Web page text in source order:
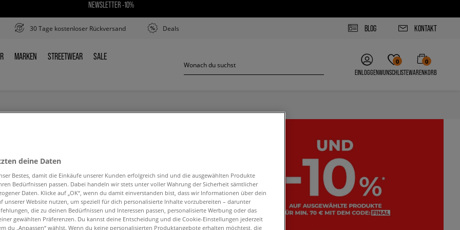
NEWSLETTER -10%
30 Tage kostenloser Rückversand Deals BLOG KONTAKT
MARKEN
MARKEN STREETWEAR
STREETWEAR SALE
SALE
EINLOGGEN
0
WUNSCHLISTE
0
WARENKORB
deine Daten
Bestes, damit die Einkäufe unserer Kunden erfolgreich sind und die ausgewählten Produkte
Bedürfnissen passen. Dabei handeln wir stets unter voller Wahrung der Sicherheit sämtlicher
Daten. Klicke auf „OK“, wenn du damit einverstanden bist, dass wir Informationen über dein
unserer Website nutzen, um speziell für dich personalisierte Inhalte vorzubereiten – darunter
die zu deinen Bedürfnissen und Interessen passen, personalisierte Werbung oder das
gewählten Präferenzen. Du kannst deine Entscheidung und die Cookie-Einstellungen jederzeit
du „Anpassen“ wählst. Wenn du keine personalisierten Produktangebote erhalten möchtest, die